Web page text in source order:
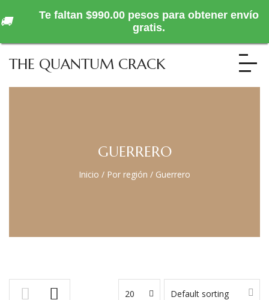
THE QUANTUM CRACK
GUERRERO
Inicio / Por región / Guerrero
Default sorting
20
🚚
Te faltan $990.00 pesos para obtener envío
gratis.